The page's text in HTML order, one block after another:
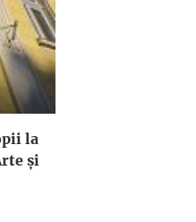
la
și